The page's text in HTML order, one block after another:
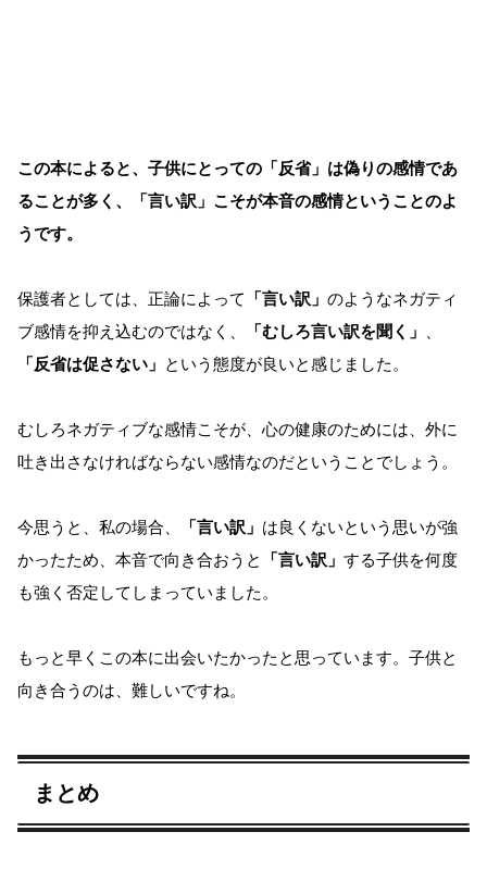
この本によると、子供にとっての「反省」は偽りの感情であ
ることが多く、「言い訳」こそが本音の感情ということのよ
うです。
保護者としては、正論によって 「言い訳」 のようなネガティ
ブ感情を抑え込むのではなく、
「むしろ言い訳を聞く」
「反省は促さない」 という態度が良いと感じました。
むしろネガティブな感情こそが、心の健康のためには、外に
吐き出さなければならない感情なのだということでしょう。
今思うと、私の場合、 「言い訳」 は良くないという思いが強
かったため、本音で向き合おうと
「言い訳」 する子供を何度
も強く否定してしまっていました。
もっと早くこの本に出会いたかったと思っています。子供と
向き合うのは、難しいですね。
まとめ